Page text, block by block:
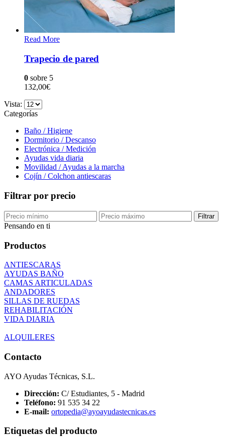
Read More
Trapecio de pared
0 sobre 5
132,00€
Vista:
Categorías
Baño / Higiene
Dormitorio / Descanso
Electrónica / Medición
Ayudas vida diaria
Movilidad / Ayudas a la marcha
Cojín / Colchon antiescaras
Filtrar por precio
Filtrar
Pensando en ti
Productos
ANTIESCARAS
AYUDAS BAÑO
CAMAS ARTICULADAS
ANDADORES
SILLAS DE RUEDAS
REHABILITACIÓN
VIDA DIARIA
ALQUILERES
Contacto
AYO Ayudas Técnicas, S.L.
Dirección: C/ Estudiantes, 5 - Madrid
Teléfono: 91 535 34 22
E-mail: ortopedia@ayoayudastecnicas.es
Etiquetas del producto